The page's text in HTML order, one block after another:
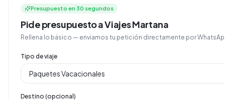
Presupuesto en 30 segundos
Pide presupuesto a Viajes Martana
Rellena lo básico — enviamos tu petición directamente por
Tipo de viaje
Destino (opcional)